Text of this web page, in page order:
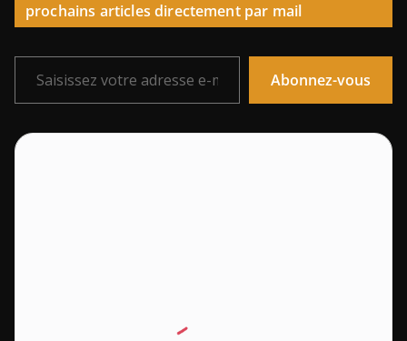
prochains articles directement par mail
Saisissez votre adresse e-mail…
Abonnez-vous